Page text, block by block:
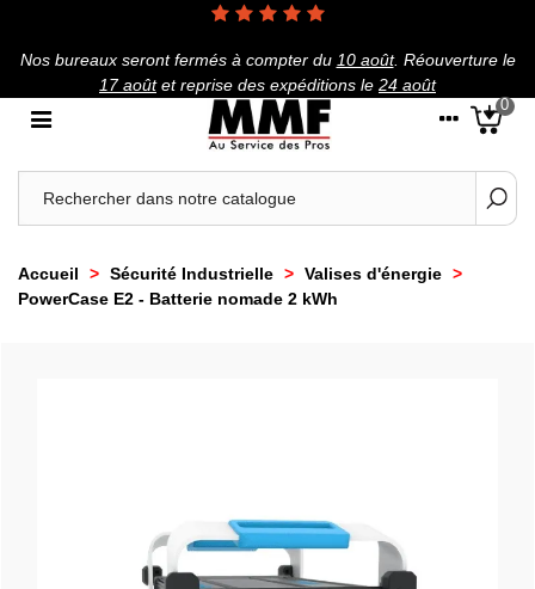
Nos bureaux seront fermés à compter du 10 août. Réouverture le
17 aoûtet reprise des expéditions le 24 août
0
Accueil > Sécurité Industrielle > Valises d'énergie >
PowerCase E2 - Batterie nomade 2 kWh